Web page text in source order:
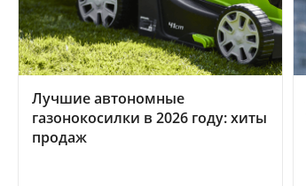
Лучшие автономные
газонокосилки в 2026 году: хиты
продаж